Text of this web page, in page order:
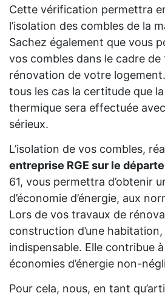
Cette vérification permettra
l’isolation des combles de la
Sachez également que vous
vos combles dans le cadre de
rénovation de votre
tous les cas la certitude que la
thermique sera effectuée
sérieux.
L’isolation de vos combles,
entreprise RGE sur le
61, vous permettra d’obtenir
d’économie d’énergie, aux
Lors de vos travaux de
construction d’une
indispensable. Elle contribue
économies d’énergie non-
Pour cela, nous, en tant